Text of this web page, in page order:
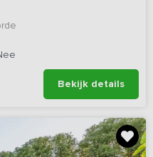
Bekijk details